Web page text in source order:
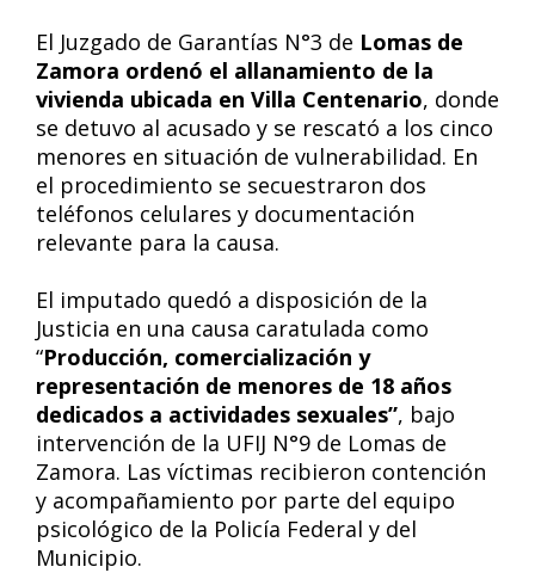
El Juzgado de Garantías N°3 de Lomas de
Zamora ordenó el allanamiento de la
vivienda ubicada en Villa Centenario, donde
se detuvo al acusado y se rescató a los cinco
menores en situación de vulnerabilidad. En
el procedimiento se secuestraron dos
teléfonos celulares y documentación
relevante para la causa.
El imputado quedó a disposición de la
Justicia en una causa caratulada como
“Producción, comercialización y
representación de menores de 18 años
dedicados a actividades sexuales”, bajo
intervención de la UFIJ N°9 de Lomas de
Zamora. Las víctimas recibieron contención
y acompañamiento por parte del equipo
psicológico de la Policía Federal y del
Municipio.